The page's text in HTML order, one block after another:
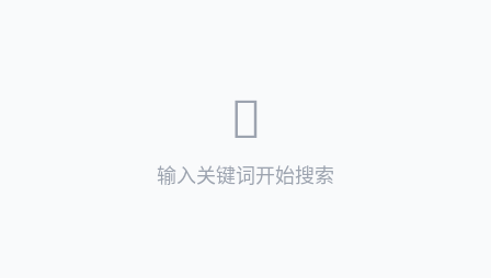
输入关键词开始搜索